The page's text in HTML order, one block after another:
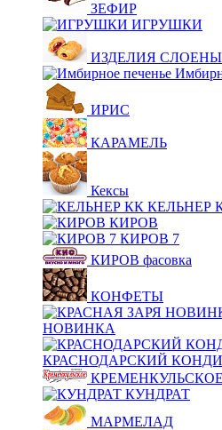
ЗЕФИР
ИГРУШКИ
ИЗДЕЛИЯ
ИРИС
КАРАМЕЛЬ
Кексы
КЕЛЬНЕР
КИРОВ
КИРОВ 7
КИРОВ фасовка
КОНФЕТЫ
НОВИНКА
КРАСНОДАРСКИЙ
КРЕМЕНКУЛЬСКОЕ
КУНДРАТ
МАРМЕЛАД